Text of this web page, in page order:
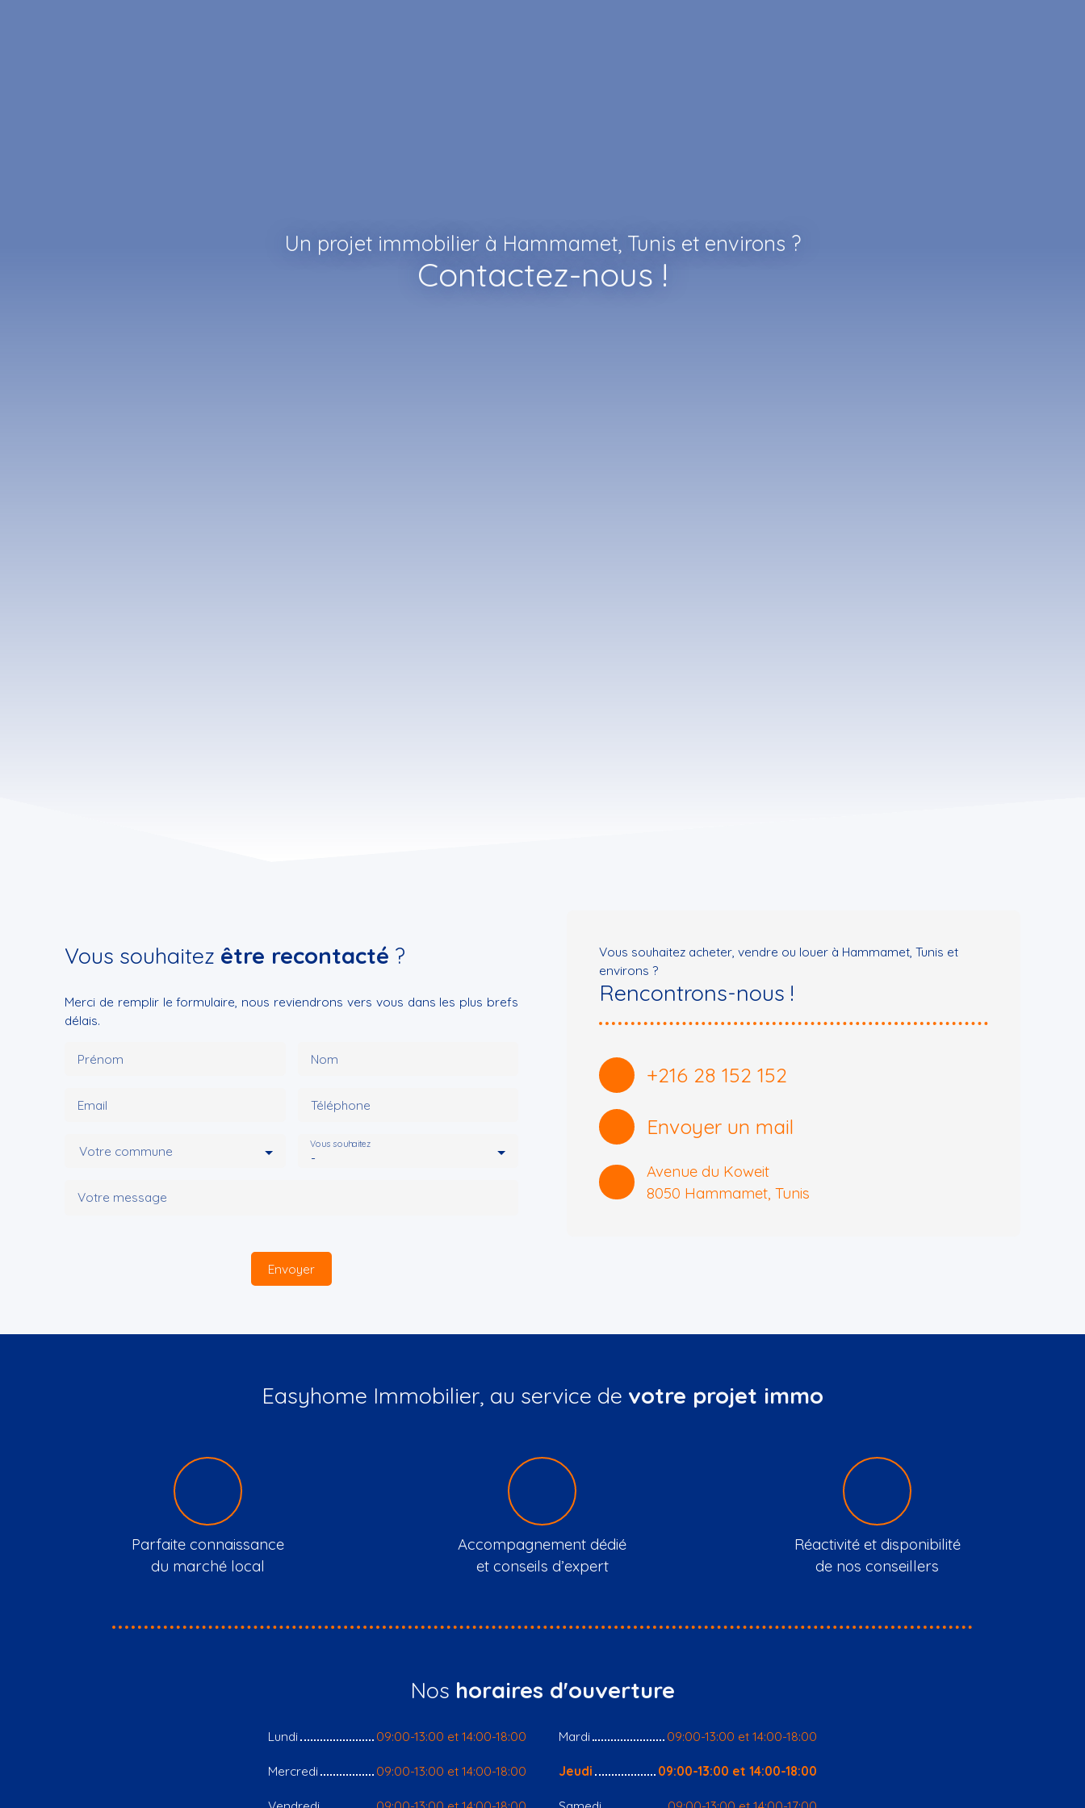
Un projet immobilier à Hammamet, Tunis et environs ?
Contactez-nous !
Vous souhaitez être recontacté ?
Merci de remplir le formulaire, nous reviendrons vers vous dans les plus brefs
délais.
Prénom Nom
Email Téléphone
Votre commune -
Vous souhaitez
Votre message
Envoyer
Vous souhaitez acheter, vendre ou louer à Hammamet, Tunis et
environs ?
Rencontrons-nous !
+216 28 152 152
Envoyer un mail
Avenue du Koweit
8050 Hammamet, Tunis
Easyhome Immobilier, au service de votre projet immo
Parfaite connaissance
du marché local
Accompagnement dédié
et conseils d’expert
Réactivité et disponibilité
de nos conseillers
Nos horaires d'ouverture
Lundi 09:00-13:00 et 14:00-18:00 Mardi 09:00-13:00 et 14:00-18:00
Mercredi 09:00-13:00 et 14:00-18:00 Jeudi 09:00-13:00 et 14:00-18:00